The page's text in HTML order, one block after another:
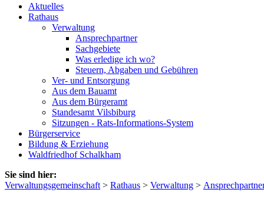
Aktuelles
Rathaus
Verwaltung
Ansprechpartner
Sachgebiete
Was erledige ich wo?
Steuern, Abgaben und Gebühren
Ver- und Entsorgung
Aus dem Bauamt
Aus dem Bürgeramt
Standesamt Vilsbiburg
Sitzungen - Rats-Informations-System
Bürgerservice
Bildung & Erziehung
Waldfriedhof Schalkham
Sie sind hier:
Verwaltungsgemeinschaft > Rathaus > Verwaltung >